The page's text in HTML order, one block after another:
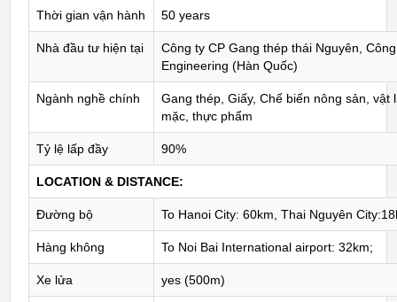
Thời gian vận hành 50 years
Nhà đầu tư hiện tại
Công ty CP Gang thép thái Nguyên,
Engineering (Hàn Quốc)
Ngành nghề chính
Gang thép, Giấy, Chế biến nông sản,
mặc, thực phẩm
Tỷ lệ lấp đầy 90%
LOCATION & DISTANCE:
Đường bộ To Hanoi City: 60km, Thai Nguyên
Hàng không To Noi Bai International airport: 32km;
Xe lửa yes (500m)